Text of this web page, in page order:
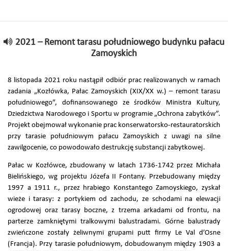
2021 – Remont tarasu południowego budynku pałacu
Zamoyskich
8 listopada 2021 roku nastąpił odbiór prac realizowanych w ramach
zadania „Kozłówka, Pałac Zamoyskich (XIX/XX w.) – remont tarasu
południowego”, dofinansowanego ze środków Ministra Kultury,
Dziedzictwa Narodowego i Sportu w programie „Ochrona zabytków”.
Projekt obejmował wykonanie prac konserwatorsko-restauratorskich
przy tarasie południowym pałacu Zamoyskich z uwagi na silne
zawilgocenie, co powodowało destrukcję substancji zabytkowej.
Pałac w Kozłówce, zbudowany w latach 1736-1742 przez Michała
Bielińskiego, wg projektu Józefa II Fontany. Przebudowany między
1997 a 1911 r., przez hrabiego Konstantego Zamoyskiego, zyskał
wieże i tarasy: z portykiem od zachodu, ze schodami na elewacji
ogrodowej oraz tarasy boczne, z trzema arkadami od frontu, na
parterze zamkniętymi tralkowymi balustradami. Górne balustrady
zwieńczone zostały żeliwnymi grupami putt firmy Le Val d’Osne
(Francja). Przy tarasie południowym, dobudowanym między 1903 a